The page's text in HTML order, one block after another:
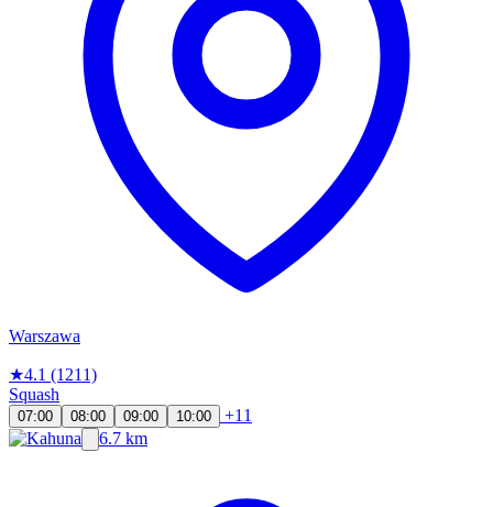
Warszawa
★4.1 (1211)
Squash
07:00 08:00 09:00 10:00
+11
6.7 km